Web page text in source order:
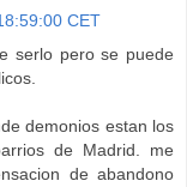
CET
serlo pero se puede
demonios estan los
de Madrid. me
de abandono